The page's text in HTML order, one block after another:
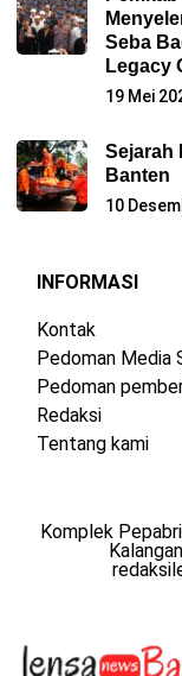
Seba
Legacy
19 Mei
Sejarah
Banten
10
INFORMASI
Kontak
Pedoman Media
Pedoman
Redaksi
Tentang kami
Komplek